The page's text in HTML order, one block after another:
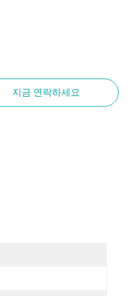
지금 연락하세요